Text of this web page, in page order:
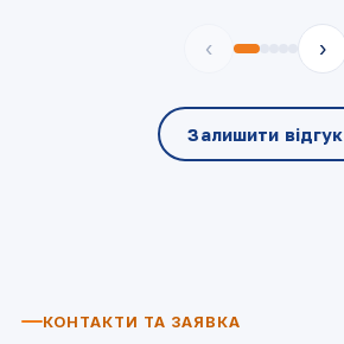
‹ ›
Залишити відгук
КОНТАКТИ ТА ЗАЯВКА